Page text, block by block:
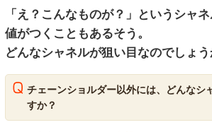
「え？こんなものが？」というシャ
値がつくこともあるそう。
どんなシャネルが狙い目なのでしょう
チェーンショルダー以外には、どんなシ
すか？